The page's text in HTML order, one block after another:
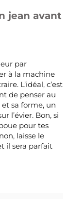
jean avant
par
à la machine
L’idéal, c’est
de penser au
sa forme, un
l’évier. Bon, si
pour tes
laisse le
il sera parfait